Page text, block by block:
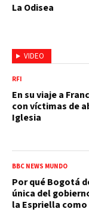
VIDEO
La Odisea
RFI
En su viaje a
con víctimas de
Iglesia
BBC NEWS MUNDO
Por qué Bogotá
única del
la Espriella